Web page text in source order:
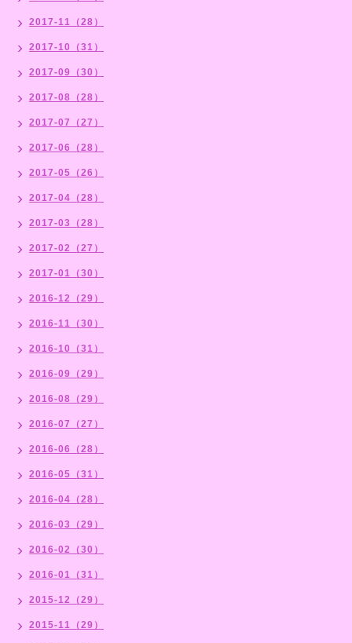
2017-11（28）
2017-10（31）
2017-09（30）
2017-08（28）
2017-07（27）
2017-06（28）
2017-05（26）
2017-04（28）
2017-03（28）
2017-02（27）
2017-01（30）
2016-12（29）
2016-11（30）
2016-10（31）
2016-09（29）
2016-08（29）
2016-07（27）
2016-06（28）
2016-05（31）
2016-04（28）
2016-03（29）
2016-02（30）
2016-01（31）
2015-12（29）
2015-11（29）